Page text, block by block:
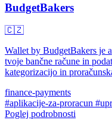
BudgetBakers
🇨🇿
Wallet by BudgetBakers je
tvoje bančne račune in
kategorizacijo in
finance-payments
#aplikacije-za-proracun
Poglej podrobnosti